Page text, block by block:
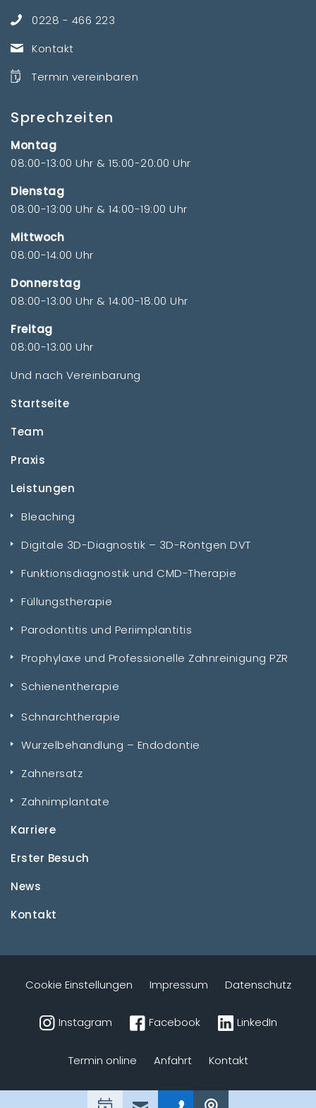
0228 - 466 223
Kontakt
Termin vereinbaren
Sprechzeiten
Montag
08:00-13:00 Uhr & 15:00-20:00 Uhr
Dienstag
08:00-13:00 Uhr & 14:00-19:00 Uhr
Mittwoch
08:00-14:00 Uhr
Donnerstag
08:00-13:00 Uhr & 14:00-18:00 Uhr
Freitag
08:00-13:00 Uhr
Und nach Vereinbarung
Startseite
Team
Praxis
Leistungen
Bleaching
Digitale 3D-Diagnostik – 3D-Röntgen DVT
Funktionsdiagnostik und CMD-Therapie
Füllungstherapie
Parodontitis und Periimplantitis
Prophylaxe und Professionelle Zahnreinigung PZR
Schienentherapie
Schnarchtherapie
Wurzelbehandlung – Endodontie
Zahnersatz
Zahnimplantate
Karriere
Erster Besuch
News
Kontakt
Cookie Einstellungen Impressum Datenschutz
Instagram Facebook LinkedIn
Termin online Anfahrt Kontakt